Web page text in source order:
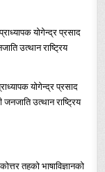
योगेन्द्र प्रसाद
उत्थान राष्ट्रिय
योगेन्द्र प्रसाद
उत्थान राष्ट्रिय
तहको भाषाविज्ञानको